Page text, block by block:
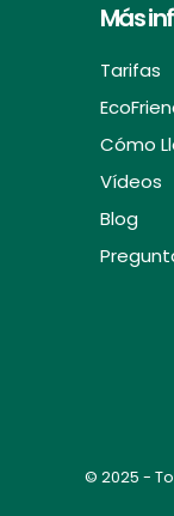
Más
Tarifas
Cómo
Vídeos
Blog
© 2025 -